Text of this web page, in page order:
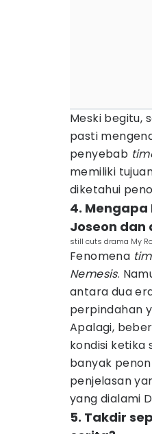
Meski begitu,
pasti
penyebab
memiliki
diketahui
4.
Joseon dan
still cuts drama My
Fenomena
Nemesis.
antara dua
perpindahan
Apalagi,
kondisi ketika
banyak
penjelasan
yang dialami
5. Takdir